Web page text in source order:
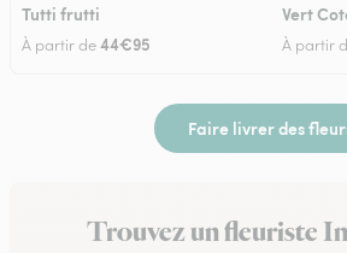
Tutti frutti
À partir de44€95
Vert
À partir
Faire livrer des
Trouvez un fleuriste